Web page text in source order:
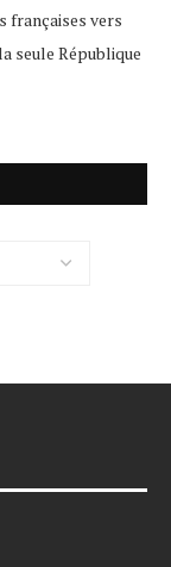
françaises vers
seule République